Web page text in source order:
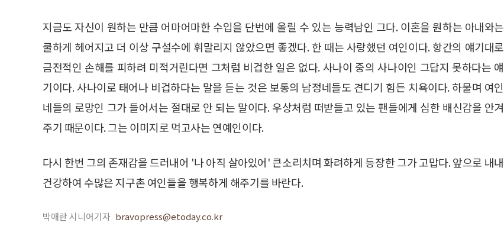
지금도 자신이 원하는 만큼 어마어마한 수입을 단번에 올릴 수 있는 능력남인 그다. 이혼을 원하는 아내와는
쿨하게 헤어지고 더 이상 구설수에 휘말리지 않았으면 좋겠다. 한 때는 사랑했던 여인이다. 항간의 얘기대로
금전적인 손해를 피하려 미적거린다면 그처럼 비겁한 일은 없다. 사나이 중의 사나이인 그답지 못하다는 얘
기이다. 사나이로 태어나 비겁하다는 말을 듣는 것은 보통의 남정네들도 견디기 힘든 치욕이다. 하물며 여인
네들의 로망인 그가 들어서는 절대로 안 되는 말이다. 우상처럼 떠받들고 있는 팬들에게 심한 배신감을 안겨
주기 때문이다. 그는 이미지로 먹고사는 연예인이다.
다시 한번 그의 존재감을 드러내어 '나 아직 살아있어' 큰소리치며 화려하게 등장한 그가 고맙다. 앞으로 내내
건강하여 수많은 지구촌 여인들을 행복하게 해주기를 바란다.
박애란 시니어기자 bravopress@etoday.co.kr